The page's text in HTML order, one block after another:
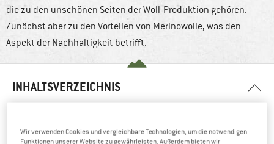
die zu den unschönen Seiten der Woll-Produktion gehören.
Zunächst aber zu den Vorteilen von Merinowolle, was den
Aspekt der Nachhaltigkeit betrifft.
INHALTSVERZEICHNIS
Siegel auf der Wolle
Wir verwenden Cookies und vergleichbare Technologien, um die notwendigen
Funktionen unserer Website zu gewährleisten. Außerdem bieten wir